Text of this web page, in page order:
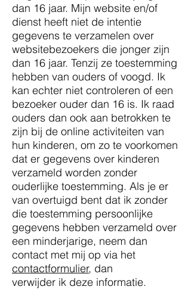
dan 16 jaar. Mijn website en/of
dienst heeft niet de intentie
gegevens te verzamelen over
websitebezoekers die jonger zijn
dan 16 jaar. Tenzij ze toestemming
hebben van ouders of voogd. Ik
kan echter niet controleren of een
bezoeker ouder dan 16 is. Ik raad
ouders dan ook aan betrokken te
zijn bij de online activiteiten van
hun kinderen, om zo te voorkomen
dat er gegevens over kinderen
verzameld worden zonder
ouderlijke toestemming. Als je er
van overtuigd bent dat ik zonder
die toestemming persoonlijke
gegevens hebben verzameld over
een minderjarige, neem dan
contact met mij op via het
contactformulier, dan
verwijder ik deze informatie.